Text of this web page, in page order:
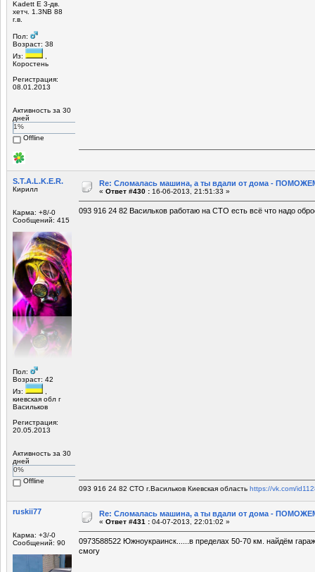
Kadett E 3-дв.
хетч. 1.3NB 88
г.в.
Пол:
Возраст: 38
Из:
Коростень
Регистрация:
08.01.2013
Активность за 30
дней
1%
Offline
S.T.A.L.K.E.R.
Кирилл
Карма: +8/-0
Сообщений: 415
Пол:
Возраст: 42
Из:
киевская обл г
Васильков
Регистрация:
20.05.2013
Активность за 30
дней
0%
Offline
Re: Сломалась машина, а ты вдали от дома -
« Ответ #430 : 16-06-2013, 21:51:33 »
093 916 24 82 Васильков работаю на СТО есть всё что надо
093 916 24 82 СТО г.Васильков Киевская область https://vk.com/
ruskii77
Карма: +3/-0
Сообщений: 90
Re: Сломалась машина, а ты вдали от дома -
« Ответ #431 : 04-07-2013, 22:01:02 »
0973588522 Южноукраинск......в пределах 50-70 км. найдём
смогу